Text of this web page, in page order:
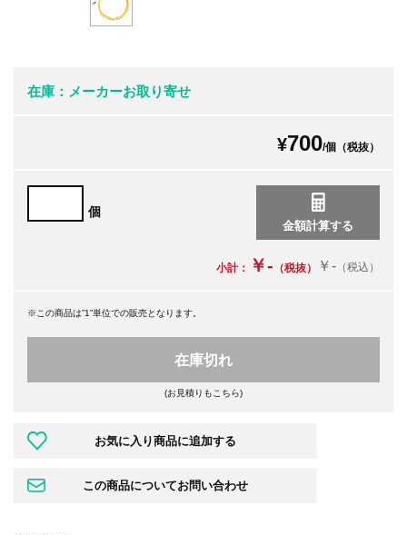
在庫：メーカーお取り寄せ
¥700/個（税抜）
個
小計： ￥- （税抜） ￥- （税込）
※この商品は”1”単位での販売となります。
在庫切れ
(お見積りもこちら)